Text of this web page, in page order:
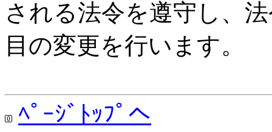
される法令を遵守し、
目の変更を行います。
ﾍﾟｰｼﾞﾄｯﾌﾟへ